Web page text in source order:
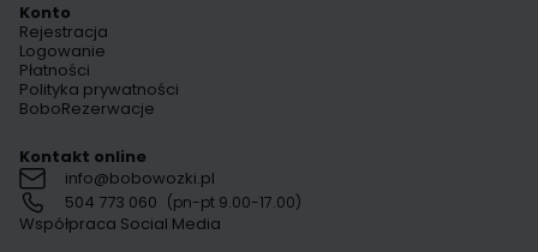
Konto
Rejestracja
Logowanie
Płatności
Polityka prywatności
BoboRezerwacje
Kontakt online
info@bobowozki.pl
504 773 060 (pn-pt 9.00-17.00)
Współpraca Social Media